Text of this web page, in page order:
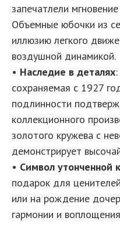
запечатлели
Объемные юбочки из
иллюзию легкого
воздушной динамикой.
• Наследие в деталях
сохраняемая с 1927
подлинности
коллекционного
золотого кружева с
демонстрирует
• Символ утонченной
подарок для
или на рождение
гармонии и